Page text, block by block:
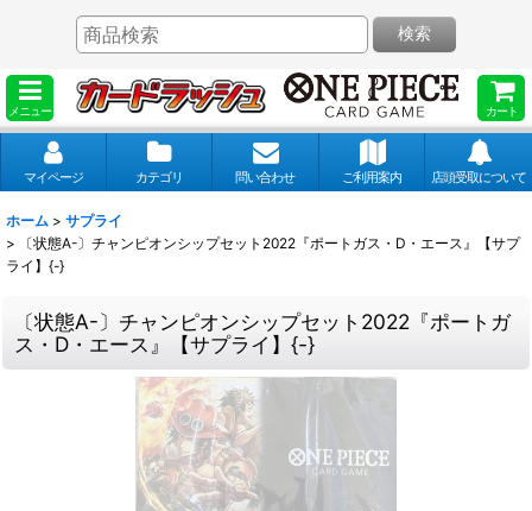
メニュー カート
検索
マイページ カテゴリ 問い合わせ ご利用案内 店頭受取について
ホーム > サプライ
>
〔状態A-〕チャンピオンシップセット2022『ポートガス・D・エース』【サプ
ライ】{-}
〔状態A-〕チャンピオンシップセット2022『ポートガ
ス・D・エース』【サプライ】{-}